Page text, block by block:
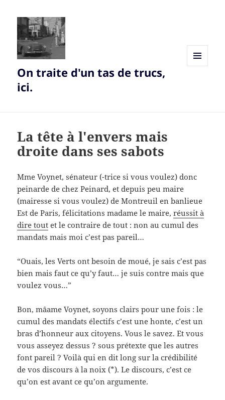
On traite d'un tas de trucs,
ici.
La tête à l'envers mais
droite dans ses sabots
Mme Voynet, sénateur (-trice si vous voulez) donc
peinarde de chez Peinard, et depuis peu maire
(mairesse si vous voulez) de Montreuil en banlieue
Est de Paris, félicitations madame le maire,réussit à
dire tout et le contraire de tout : non au cumul des
mandats mais moi c’est pas pareil…
“Ouais, les Verts ont besoin de moué, je sais c’est pas
bien mais faut ce qu’y faut… je suis contre mais que
voulez vous…”
Bon, mâame Voynet, soyons clairs pour une fois : le
cumul des mandats électifs c’est une honte, c’est un
bras d’honneur aux citoyens. Vous le savez. Et vous
vous asseyez dessus ? sous prétexte que les autres
font pareil ? Voilà qui en dit long sur la crédibilité
de vos discours à la noix (*). Le discours, c’est ce
qu’on est avant ce qu’on argumente.